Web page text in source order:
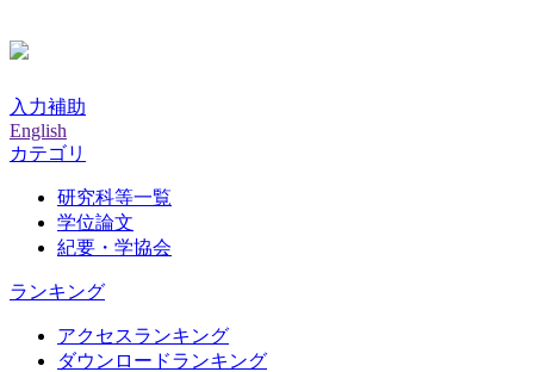
入力補助
English
カテゴリ
研究科等一覧
学位論文
紀要・学協会
ランキング
アクセスランキング
ダウンロードランキング